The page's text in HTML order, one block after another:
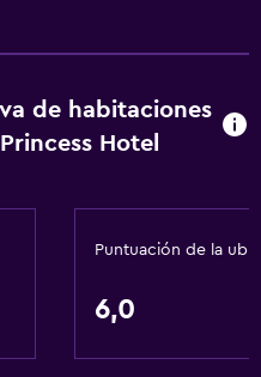
de habitaciones
Hotel
Puntuación de la
6,0